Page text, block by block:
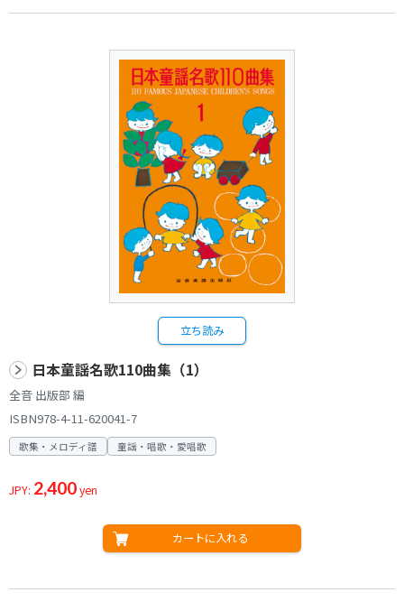
立ち読み
日本童謡名歌110曲集（1）
全音 出版部 編
ISBN978-4-11-620041-7
歌集・メロディ譜 童謡・唱歌・愛唱歌
JPY: 2,400yen
カートに入れる